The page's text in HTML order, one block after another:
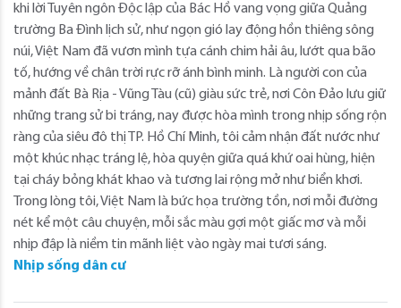
khi lời Tuyên ngôn Độc lập của Bác Hồ vang vọng giữa Quảng
trường Ba Đình lịch sử, như ngọn gió lay động hồn thiêng sông
núi, Việt Nam đã vươn mình tựa cánh chim hải âu, lướt qua bão
tố, hướng về chân trời rực rỡ ánh bình minh. Là người con của
mảnh đất Bà Rịa - Vũng Tàu (cũ) giàu sức trẻ, nơi Côn Đảo lưu giữ
những trang sử bi tráng, nay được hòa mình trong nhịp sống rộn
ràng của siêu đô thị TP. Hồ Chí Minh, tôi cảm nhận đất nước như
một khúc nhạc tráng lệ, hòa quyện giữa quá khứ oai hùng, hiện
tại cháy bỏng khát khao và tương lai rộng mở như biển khơi.
Trong lòng tôi, Việt Nam là bức họa trường tồn, nơi mỗi đường
nét kể một câu chuyện, mỗi sắc màu gợi một giấc mơ và mỗi
nhịp đập là niềm tin mãnh liệt vào ngày mai tươi sáng.
Nhịp sống dân cư